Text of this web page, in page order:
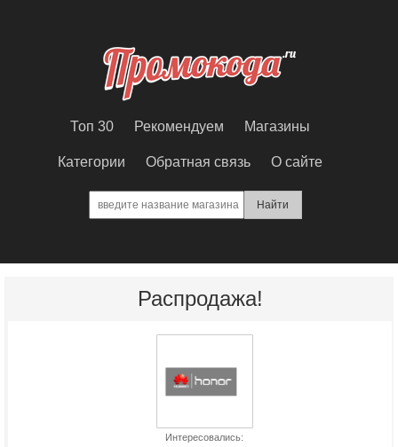
Топ 30 Рекомендуем Магазины
Категории Обратная связь О сайте
Распродажа!
Интересовались: